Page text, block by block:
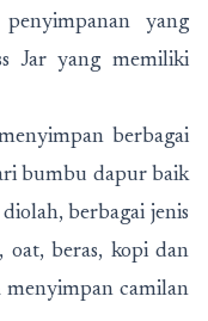
yang
Jar yang memiliki
berbagai
bumbu dapur baik
berbagai jenis
oat, beras, kopi dan
menyimpan camilan